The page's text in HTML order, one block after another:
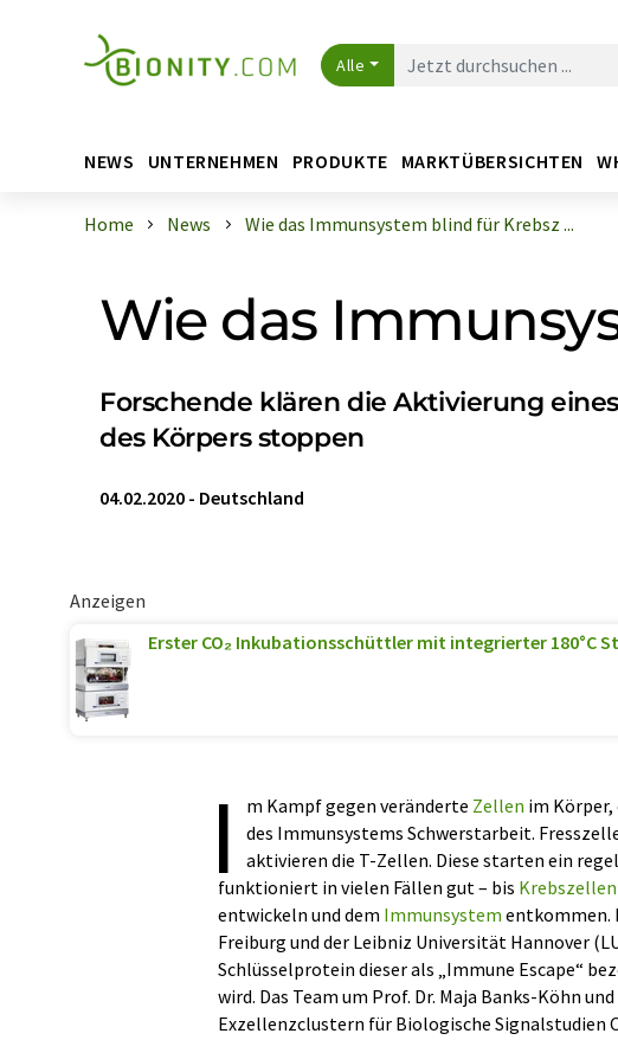
Alle
NEWS UNTERNEHMEN PRODUKTE MARKTÜBERSICHTEN
Home News Wie das Immunsystem blind für Krebsz ...
Wie das
Forschende klären die Aktivierung
des Körpers stoppen
04.02.2020 - Deutschland
Anzeigen
Erster CO₂ Inkubationsschüttler mit integrierter 180°C
I m Kampf gegen veränderte Zellen im Körper,
des Immunsystems Schwerstarbeit.
aktivieren die T-Zellen. Diese starten ein
funktioniert in vielen Fällen gut – bis Krebszellen
entwickeln und dem Immunsystem entkommen.
Freiburg und der Leibniz Universität Hannover
Schlüsselprotein dieser als „Immune Escape“
wird. Das Team um Prof. Dr. Maja Banks-Köhn
Exzellenzclustern für Biologische Signalstudien